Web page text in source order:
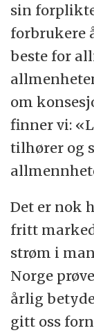
sin
forbrukere
beste for
om
finner vi:
tilhører og
Det er nok
fritt
strøm i
Norge
årlig
gitt oss